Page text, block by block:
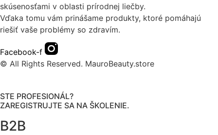
skúsenosťami v oblasti prírodnej liečby.
Vďaka tomu vám prinášame produkty, ktoré pomáhajú
riešiť vaše problémy so zdravím.
Facebook-f
© All Rights Reserved. MauroBeauty.store
STE PROFESIONÁL?
ZAREGISTRUJTE SA NA ŠKOLENIE.
B2B